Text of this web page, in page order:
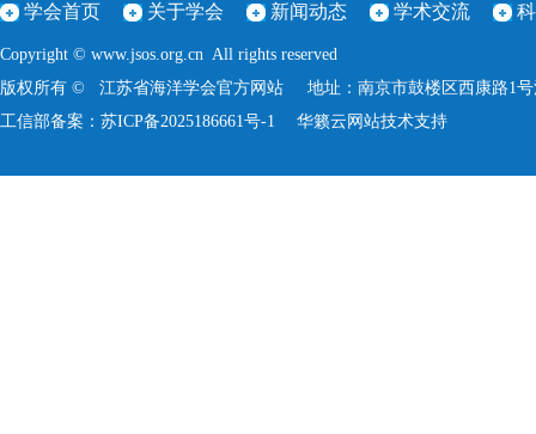
学会首页 关于学会 新闻动态 学术交流
Copyright © www.jsos.org.cn All rights reserved
版权所有 © 江苏省海洋学会官方网站 地址：南京市鼓楼区西康路1号
工信部备案： 苏ICP备2025186661号-1 华籁云 网站技术支持